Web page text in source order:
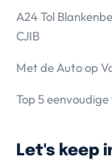
A24 Tol
CJIB
Met de Auto op
Top 5
Let's keep